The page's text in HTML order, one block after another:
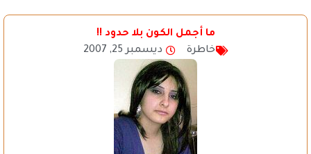
ما أجمل الكون بلا حدود !!
خاطرة
ديسمبر 25, 2007